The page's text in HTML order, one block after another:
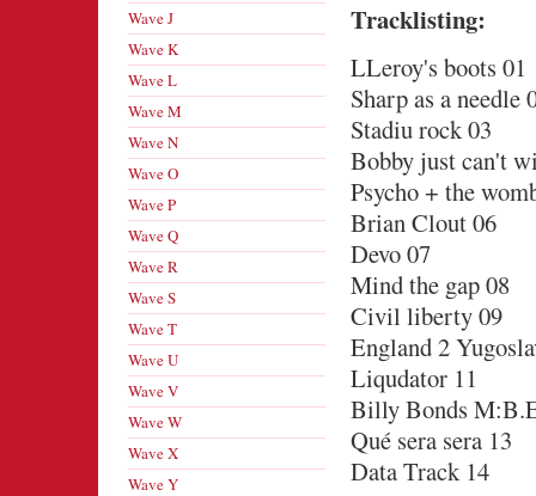
Wave J
Wave K
Wave L
Wave M
Wave N
Wave O
Wave P
Wave Q
Wave R
Wave S
Wave T
Wave U
Wave V
Wave W
Wave X
Wave Y
Tracklisting:
LLeroy's boots 01
Sharp as a needle
Stadiu rock 03
Bobby just can't
Psycho + the
Brian Clout 06
Devo 07
Mind the gap 08
Civil liberty 09
England 2
Liqudator 11
Billy Bonds
Qué sera sera 13
Data Track 14